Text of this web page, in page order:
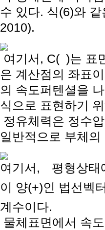
수 있다. 식(6)와
2010).
여기서, C( )는 표
은 계산점의 좌표
의 속도퍼텐셜을
식으로 표현하기
정유체력은 정수
일반적으로 부체
여기서,
평형상태
이 양(+)인 법선벡
계수이다.
물체표면에서 속